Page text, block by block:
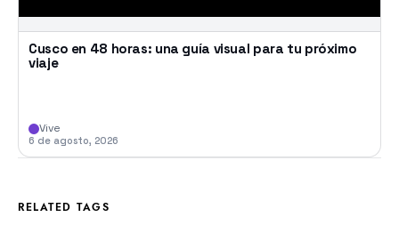
Cusco en 48 horas: una guía visual para tu próximo
viaje
Vive
6 de agosto, 2026
RELATED TAGS